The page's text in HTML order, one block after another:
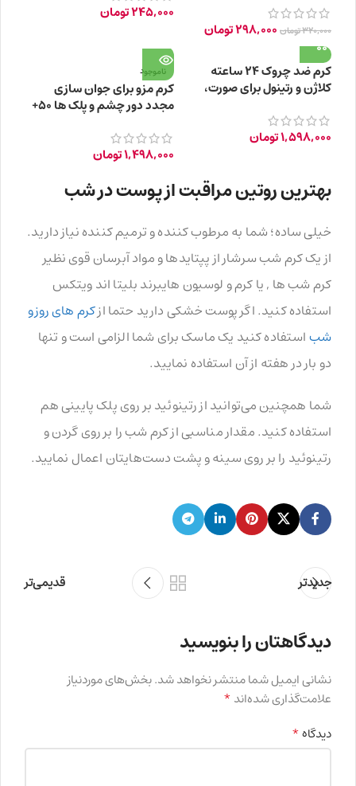
320,000تومان 298,000تومان
245,000تومان
کرم ضد چروک ۲۴ ساعته
کلاژن و رتینول برای صورت،
1,598,000تومان
ناموجود
کرم مزو برای جوان سازی
مجدد دور چشم و پلک ها 50+
1,498,000تومان
بهترین روتین مراقبت از پوست در شب
خیلی ساده؛ شما به مرطوب کننده و ترمیم کننده نیاز دارید.
از یک کرم شب سرشار از پپتایدها و مواد آبرسان قوی نظیر
کرم شب ها , یا کرم و لوسیون هایبرند بلیتا اند ویتکس
استفاده کنید. اگر پوست خشکی دارید حتما ازکرم های روزو
شباستفاده کنید یک ماسک برای شما الزامی است و تنها
دو بار در هفته از آن استفاده نمایید.
شما همچنین می‌توانید از رتینوئید بر روی پلک پایینی هم
استفاده کنید. مقدار مناسبی از کرم شب را بر روی گردن و
رتینوئید را بر روی سینه و پشت دست‌هایتان اعمال نمایید.
جدیدتر قدیمی‌تر
دیدگاهتان را بنویسید
نشانی ایمیل شما منتشر نخواهد شد.بخش‌های موردنیاز
علامت‌گذاری شده‌اند*
دیدگاه*